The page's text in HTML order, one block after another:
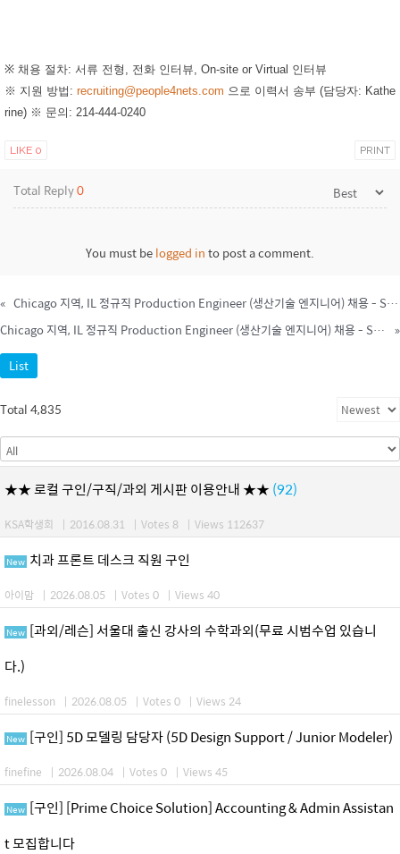
※ 채용 절차: 서류 전형, 전화 인터뷰, On-site or Virtual 인터뷰
※ 지원 방법: recruiting@people4nets.com 으로 이력서 송부 (담당자: Kathe
rine) ※ 문의: 214-444-0240
LIKE 0 PRINT
Total Reply0
You must belogged into post a comment.
«
Chicago 지역, IL 정규직 Production Engineer (생산기술 엔지니어) 채용 - STEM OPT 환영
Chicago 지역, IL 정규직 Production Engineer (생산기술 엔지니어) 채용 - STEM OPT 환영 »
List
Total 4,835
★★ 로컬 구인/구직/과외 게시판 이용안내 ★★ (92)
KSA학생회 | 2016.08.31 | Votes 8 | Views 112637
New 치과 프론트 데스크 직원 구인
아이맘 | 2026.08.05 | Votes 0 | Views 40
New [과외/레슨] 서울대 출신 강사의 수학과외(무료 시범수업 있습니
다.)
finelesson | 2026.08.05 | Votes 0 | Views 24
New [구인] 5D 모델링 담당자 (5D Design Support / Junior Modeler)
finefine | 2026.08.04 | Votes 0 | Views 45
New [구인] [Prime Choice Solution] Accounting & Admin Assistan
t 모집합니다